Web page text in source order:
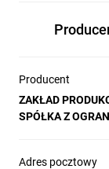
Producent
ZAKŁAD
SPÓŁKA Z
Adres pocztowy